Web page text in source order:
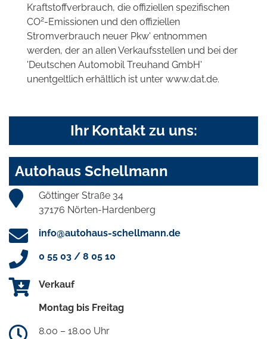
Kraftstoffverbrauch, die offiziellen spezifischen
CO2-Emissionen und den offiziellen
Stromverbrauch neuer Pkw' entnommen
werden, der an allen Verkaufsstellen und bei der
'Deutschen Automobil Treuhand GmbH'
unentgeltlich erhältlich ist unter www.dat.de.
Ihr Kontakt zu uns:
Autohaus Schellmann
Göttinger Straße 34
37176 Nörten-Hardenberg
info@autohaus-schellmann.de
0 55 03 / 8 05 10
Verkauf
Montag bis Freitag
8.00 – 18.00 Uhr